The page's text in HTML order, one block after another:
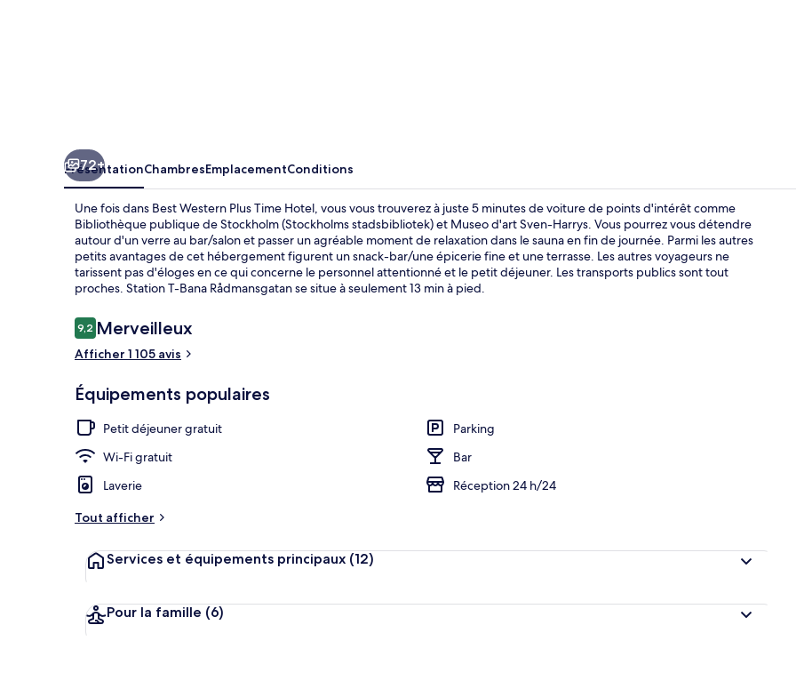
Chambre
72+
PrésentationChambresEmplacementConditions
Une fois dans Best Western Plus Time Hotel, vous vous trouverez à juste 5 minutes de voiture de points d'intérêt comme
Bibliothèque publique de Stockholm (Stockholms stadsbibliotek) et Museo d'art Sven-Harrys. Vous pourrez vous détendre
autour d'un verre au bar/salon et passer un agréable moment de relaxation dans le sauna en fin de journée. Parmi les autres
petits avantages de cet hébergement figurent un snack-bar/une épicerie fine et une terrasse. Les autres voyageurs ne
tarissent pas d'éloges en ce qui concerne le personnel attentionné et le petit déjeuner. Les transports publics sont tout
proches. Station T-Bana Rådmansgatan se situe à seulement 13 min à pied.
Avis
voyageurs
9,29,2 sur 10
Merveilleux
Afficher 1 105 avis
Équipements populaires
Petit déjeuner gratuit
Parking
Wi-Fi gratuit
Bar
Laverie
Réception 24 h/24
Tout afficher
Services et équipements principaux (12)
Pour la famille (6)